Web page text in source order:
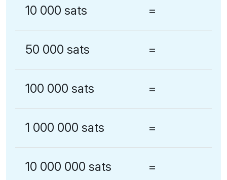
10 000 sats =
50 000 sats =
100 000 sats =
1 000 000 sats =
10 000 000 sats =